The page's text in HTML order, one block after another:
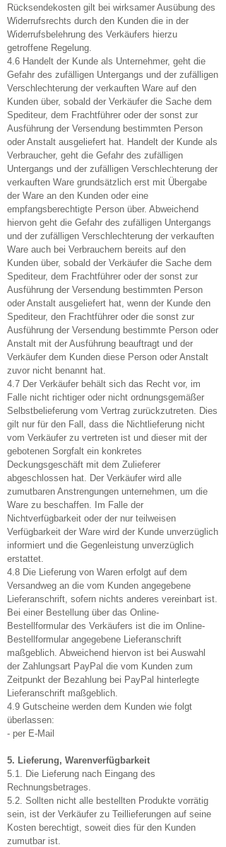
Rücksendekosten gilt bei wirksamer Ausübung des
Widerrufsrechts durch den Kunden die in der
Widerrufsbelehrung des Verkäufers hierzu
getroffene Regelung.
4.6 Handelt der Kunde als Unternehmer, geht die
Gefahr des zufälligen Untergangs und der zufälligen
Verschlechterung der verkauften Ware auf den
Kunden über, sobald der Verkäufer die Sache dem
Spediteur, dem Frachtführer oder der sonst zur
Ausführung der Versendung bestimmten Person
oder Anstalt ausgeliefert hat. Handelt der Kunde als
Verbraucher, geht die Gefahr des zufälligen
Untergangs und der zufälligen Verschlechterung der
verkauften Ware grundsätzlich erst mit Übergabe
der Ware an den Kunden oder eine
empfangsberechtigte Person über. Abweichend
hiervon geht die Gefahr des zufälligen Untergangs
und der zufälligen Verschlechterung der verkauften
Ware auch bei Verbrauchern bereits auf den
Kunden über, sobald der Verkäufer die Sache dem
Spediteur, dem Frachtführer oder der sonst zur
Ausführung der Versendung bestimmten Person
oder Anstalt ausgeliefert hat, wenn der Kunde den
Spediteur, den Frachtführer oder die sonst zur
Ausführung der Versendung bestimmte Person oder
Anstalt mit der Ausführung beauftragt und der
Verkäufer dem Kunden diese Person oder Anstalt
zuvor nicht benannt hat.
4.7 Der Verkäufer behält sich das Recht vor, im
Falle nicht richtiger oder nicht ordnungsgemäßer
Selbstbelieferung vom Vertrag zurückzutreten. Dies
gilt nur für den Fall, dass die Nichtlieferung nicht
vom Verkäufer zu vertreten ist und dieser mit der
gebotenen Sorgfalt ein konkretes
Deckungsgeschäft mit dem Zulieferer
abgeschlossen hat. Der Verkäufer wird alle
zumutbaren Anstrengungen unternehmen, um die
Ware zu beschaffen. Im Falle der
Nichtverfügbarkeit oder der nur teilweisen
Verfügbarkeit der Ware wird der Kunde unverzüglich
informiert und die Gegenleistung unverzüglich
erstattet.
4.8 Die Lieferung von Waren erfolgt auf dem
Versandweg an die vom Kunden angegebene
Lieferanschrift, sofern nichts anderes vereinbart ist.
Bei einer Bestellung über das Online-
Bestellformular des Verkäufers ist die im Online-
Bestellformular angegebene Lieferanschrift
maßgeblich. Abweichend hiervon ist bei Auswahl
der Zahlungsart PayPal die vom Kunden zum
Zeitpunkt der Bezahlung bei PayPal hinterlegte
Lieferanschrift maßgeblich.
4.9 Gutscheine werden dem Kunden wie folgt
überlassen:
- per E-Mail
5. Lieferung, Warenverfügbarkeit
5.1. Die Lieferung nach Eingang des
Rechnungsbetrages.
5.2. Sollten nicht alle bestellten Produkte vorrätig
sein, ist der Verkäufer zu Teillieferungen auf seine
Kosten berechtigt, soweit dies für den Kunden
zumutbar ist.